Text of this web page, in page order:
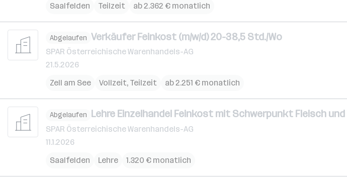
Saalfelden
Teilzeit ab 2.362 € monatlich
Abgelaufen Verkäufer Feinkost (m/w/d) 20-38,5 Std./Wo
SPAR Österreichische Warenhandels-AG
21.5.2026
Zell am See
Vollzeit, Teilzeit ab 2.251 € monatlich
Abgelaufen Lehre Einzelhandel Feinkost mit Schwerpunkt Fleisch
SPAR Österreichische Warenhandels-AG
11.1.2026
Saalfelden
Lehre 1.320 € monatlich